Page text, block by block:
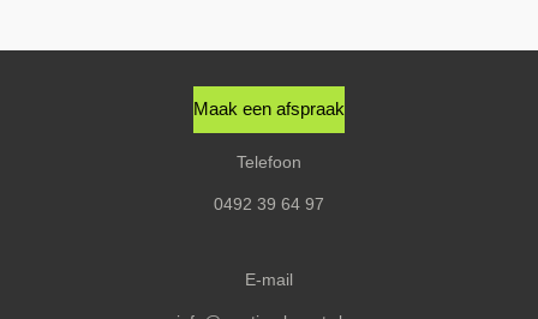
Maak een afspraak
Telefoon
0492 39 64 97
E-mail